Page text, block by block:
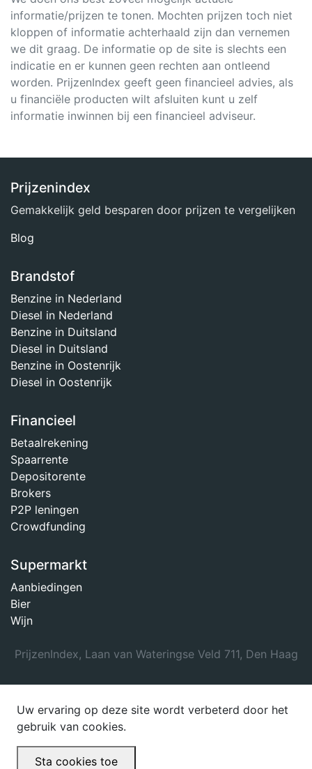
informatie/prijzen te tonen. Mochten prijzen toch niet
kloppen of informatie achterhaald zijn dan vernemen
we dit graag. De informatie op de site is slechts een
indicatie en er kunnen geen rechten aan ontleend
worden. PrijzenIndex geeft geen financieel advies, als
u financiële producten wilt afsluiten kunt u zelf
informatie inwinnen bij een financieel adviseur.
Prijzenindex
Gemakkelijk geld besparen door prijzen te vergelijken
Blog
Brandstof
Benzine in Nederland
Diesel in Nederland
Benzine in Duitsland
Diesel in Duitsland
Benzine in Oostenrijk
Diesel in Oostenrijk
Financieel
Betaalrekening
Spaarrente
Depositorente
Brokers
P2P leningen
Crowdfunding
Supermarkt
Aanbiedingen
Bier
Wijn
PrijzenIndex, Laan van Wateringse Veld 711, Den Haag
Uw ervaring op deze site wordt verbeterd door het
gebruik van cookies.
Sta cookies toe